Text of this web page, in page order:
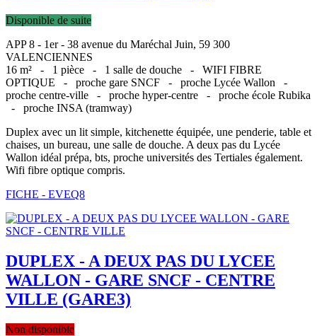
Disponible de suite
APP 8 - 1er - 38 avenue du Maréchal Juin, 59 300
VALENCIENNES
16 m² - 1 pièce - 1 salle de douche - WIFI FIBRE
OPTIQUE - proche gare SNCF - proche Lycée Wallon -
proche centre-ville - proche hyper-centre - proche école Rubika
- proche INSA (tramway)
Duplex avec un lit simple, kitchenette équipée, une penderie, table et
chaises, un bureau, une salle de douche. A deux pas du Lycée
Wallon idéal prépa, bts, proche universités des Tertiales également.
Wifi fibre optique compris.
FICHE - EVEQ8
DUPLEX - A DEUX PAS DU LYCEE
WALLON - GARE SNCF - CENTRE
VILLE (GARE3)
Non disponible